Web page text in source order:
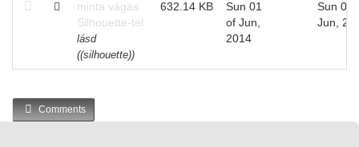
minta vágás
Silhouette-tel
lásd
((silhouette))
632.14 KB
Sun 01
of Jun,
2014
Sun 01
Jun,
Comments